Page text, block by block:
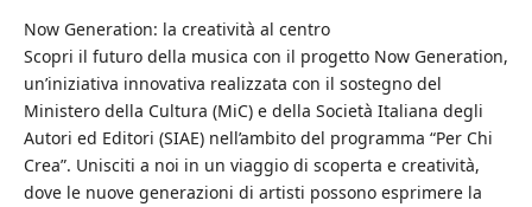
Now Generation: la creatività al centro
Scopri il futuro della musica con il progetto Now Generation,
un’iniziativa innovativa realizzata con il sostegno del
Ministero della Cultura (MiC) e della Società Italiana degli
Autori ed Editori (SIAE) nell’ambito del programma “Per Chi
Crea”. Unisciti a noi in un viaggio di scoperta e creatività,
dove le nuove generazioni di artisti possono esprimere la